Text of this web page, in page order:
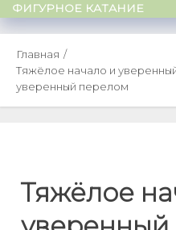
ФИГУРНОЕ КАТАНИЕ
Главная
Тяжёлое начало и
уверенный перелом
Тяжёлое